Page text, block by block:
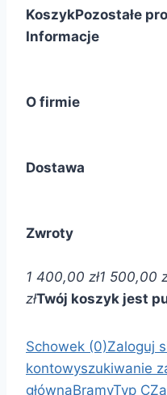
KoszykPozostałe
Informacje
O firmie
Dostawa
Zwroty
1 400,00 zł1 500,00
złTwój koszyk jest
Schowek (0)Zaloguj
kontowyszukiwanie
głównaBramyTyp C